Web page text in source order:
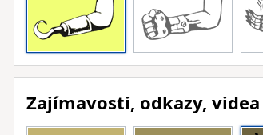
Zajímavosti, odkazy, videa